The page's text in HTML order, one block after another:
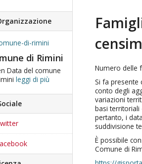
di Rimini
Data del comune
leggi di più
Numero delle
Si fa presente
conto degli
variazioni
basi territoriali
pertanto, i
suddivisione
È possibile
Comune di